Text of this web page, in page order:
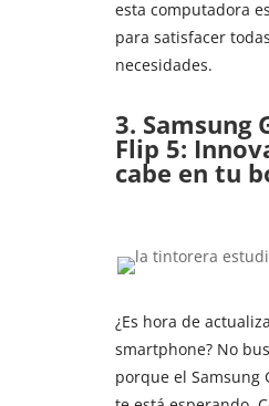
esta computadora
para satisfacer
necesidades.
3. Samsung
Flip 5:
cabe en tu
¿Es hora de
smartphone? No
porque el Samsung